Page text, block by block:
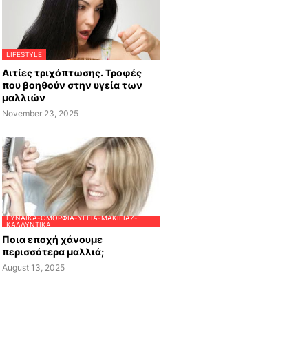
LIFESTYLE
Αιτίες τριχόπτωσης. Τροφές
που βοηθούν στην υγεία των
μαλλιών
November 23, 2025
ΓΥΝΑΊΚΑ-ΟΜΟΡΦΙΆ-ΥΓΕΊΑ-ΜΑΚΙΓΙΆΖ-
ΚΑΛΛΥΝΤΙΚΆ
Ποια εποχή χάνουμε
περισσότερα μαλλιά;
August 13, 2025